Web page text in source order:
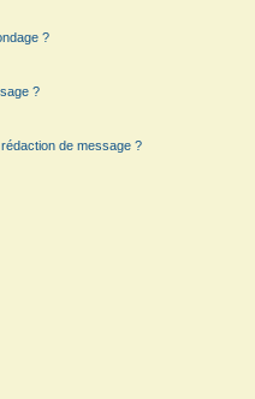
?
?
de message ?